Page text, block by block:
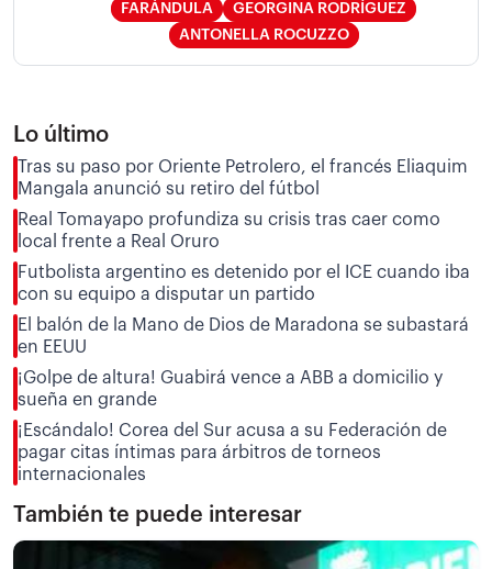
FARÁNDULA
GEORGINA RODRÍGUEZ
ANTONELLA ROCUZZO
Lo último
Tras su paso por Oriente Petrolero, el francés Eliaquim
Mangala anunció su retiro del fútbol
Real Tomayapo profundiza su crisis tras caer como
local frente a Real Oruro
Futbolista argentino es detenido por el ICE cuando iba
con su equipo a disputar un partido
El balón de la Mano de Dios de Maradona se subastará
en EEUU
¡Golpe de altura! Guabirá vence a ABB a domicilio y
sueña en grande
¡Escándalo! Corea del Sur acusa a su Federación de
pagar citas íntimas para árbitros de torneos
internacionales
También te puede interesar